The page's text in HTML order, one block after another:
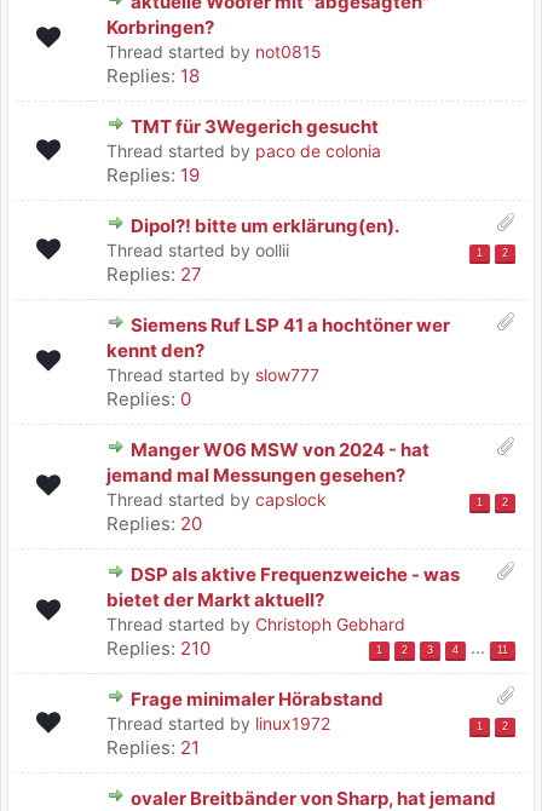
Korbringen?
Thread started by not0815
Replies: 18
TMT für 3Wegerich gesucht
Thread started by paco de colonia
Replies: 19
Dipol?! bitte um erklärung(en).
Thread started by oollii 1 2
Replies: 27
Siemens Ruf LSP 41 a hochtöner wer
kennt den?
Thread started by slow777
Replies: 0
Manger W06 MSW von 2024 - hat
jemand mal Messungen gesehen?
Thread started by capslock 1 2
Replies: 20
DSP als aktive Frequenzweiche - was
bietet der Markt aktuell?
Thread started by Christoph Gebhard
1 2 3 4 ... 11
Replies: 210
Frage minimaler Hörabstand
Thread started by linux1972 1 2
Replies: 21
ovaler Breitbänder von Sharp, hat jemand